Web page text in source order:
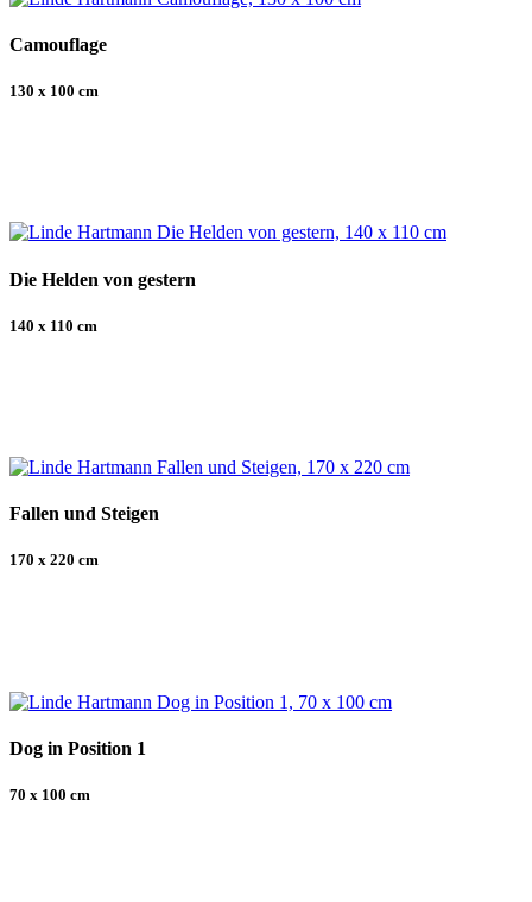
Camouflage
130 x 100 cm
Die Helden von gestern
140 x 110 cm
Fallen und Steigen
170 x 220 cm
Dog in Position 1
70 x 100 cm